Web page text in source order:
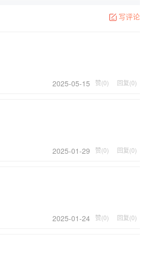
写评论
2025-05-15
赞(0) 回复(0)
2025-01-29
赞(0) 回复(0)
2025-01-24
赞(0) 回复(0)